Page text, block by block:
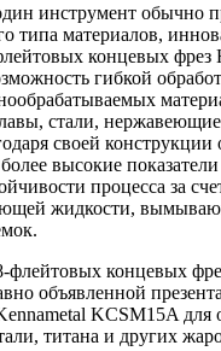
инструмент обычно
типа материалов,
концевых
гибкой
стали,
своей конструкции
высокие показатели
процесса за
жидкости,
флейтовых концевых
объявленной
KCSM15A для
титана и других